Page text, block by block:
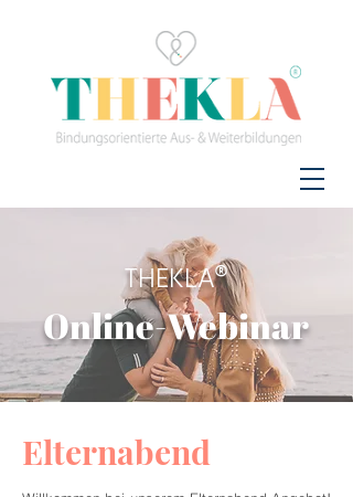
THEKLA®
Online-Webinar
Elternabend